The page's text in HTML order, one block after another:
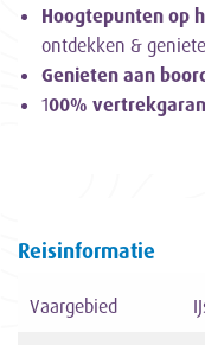
Hoogtepunten op
ontdekken &
Genieten aan
100%
Reisinformatie
Vaargebied